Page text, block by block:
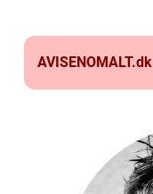
AVISENOMALT.dk